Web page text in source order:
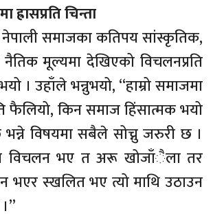
चिन्ता
नेपाली समाजका कतिपय सांस्कृतिक,
नैतिक मूल्यमा देखिएको विचलनप्रति
। उहाँले भन्नुभयो, “हाम्रो समाजमा
फैलियो, किन समाज हिंसात्मक भयो
विषयमा सबैले सोच्नु जरुरी छ ।
विचलन भए त अरू खोजाँैला तर
भएर स्खलित भए त्यो माथि उठाउन